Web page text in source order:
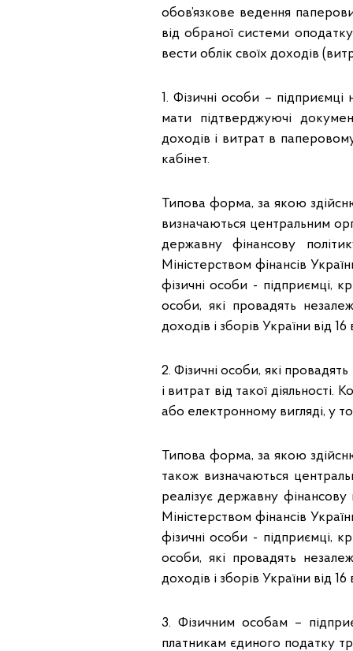
обов’язкове ведення
від обраної системи
вести облік своїх доходів
1. Фізичні особи – підприємці
мати підтверджуючі
доходів і витрат в
кабінет.
Типова форма, за якою
визначаються центральним
державну фінансову
Міністерством фінансів
фізичні особи - підприємці,
особи, які провадять
доходів і зборів України від
2. Фізичні особи, які
і витрат від такої
або електронному вигляді, у
Типова форма, за якою
також визначаються
реалізує державну
Міністерством фінансів
фізичні особи - підприємці,
особи, які провадять
доходів і зборів України від
3. Фізичним особам –
платникам єдиного податку